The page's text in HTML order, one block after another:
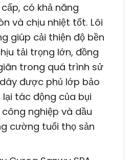
có khả năng
và chịu nhiệt tốt. Lõi
giúp cải thiện độ bền
tải trọng lớn, đồng
trong quá trình sử
được phủ lớp bảo
tác động của bụi
nghiệp và dầu
cường tuổi thọ sản